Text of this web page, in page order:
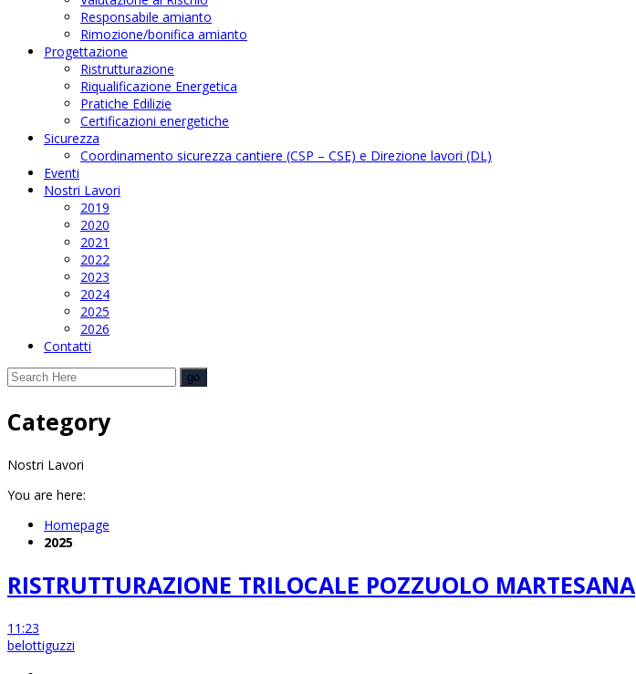
Responsabile amianto
Rimozione/bonifica amianto
Progettazione
Ristrutturazione
Riqualificazione Energetica
Pratiche Edilizie
Certificazioni energetiche
Sicurezza
Coordinamento sicurezza cantiere (CSP – CSE) e Direzione lavori (DL)
Eventi
Nostri Lavori
2019
2020
2021
2022
2023
2024
2025
2026
Contatti
Category
Nostri Lavori
You are here:
Homepage
2025
RISTRUTTURAZIONE TRILOCALE POZZUOLO MARTESANA
11:23
belottiguzzi